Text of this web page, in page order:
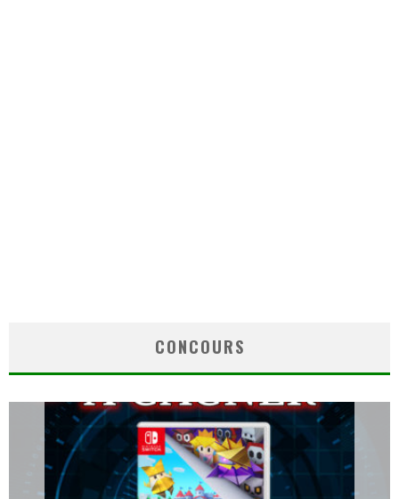
CONCOURS